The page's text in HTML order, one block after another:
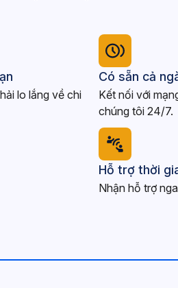
lo lắng về chi
Có sẵn cả
Kết nối với
chúng tôi 24/7.
Hỗ trợ thời
Nhận hỗ trợ